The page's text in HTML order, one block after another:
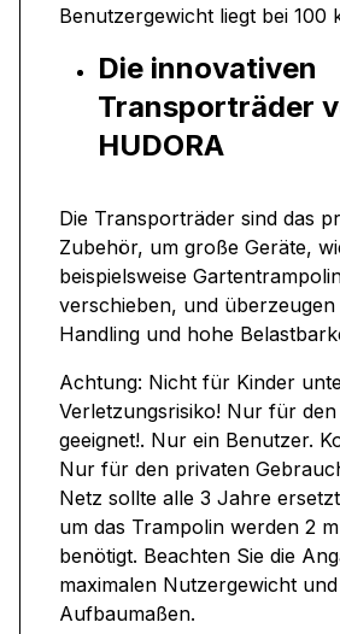
Benutzergewicht liegt bei 100
Die innovativen
Transporträder
HUDORA
Die Transporträder sind das
Zubehör, um große Geräte,
beispielsweise
verschieben, und
Handling und hohe
Achtung: Nicht für Kinder
Verletzungsrisiko! Nur für
geeignet!. Nur ein Benutzer.
Nur für den privaten
Netz sollte alle 3 Jahre
um das Trampolin werden 2
benötigt. Beachten Sie die
maximalen Nutzergewicht
Aufbaumaßen.